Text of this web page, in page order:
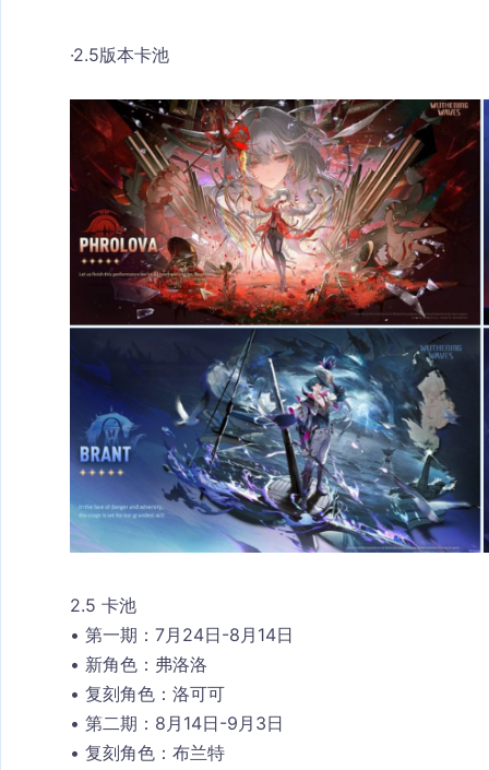
·2.5版本卡池
2.5 卡池
• 第一期：7月24日-8月14日
• 新角色：弗洛洛
• 复刻角色：洛可可
• 第二期：8月14日-9月3日
• 复刻角色：布兰特